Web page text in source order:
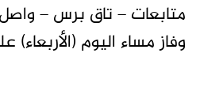
متابعات – تاق برس – واصل
وفاز مساء اليوم